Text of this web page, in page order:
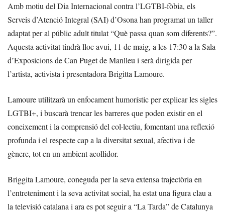
Amb motiu del Dia Internacional contra l’LGTBI-fòbia, els
Serveis d’Atenció Integral (SAI) d’Osona han programat un taller
adaptat per al públic adult titulat “Què passa quan som diferents?”.
Aquesta activitat tindrà lloc avui, 11 de maig, a les 17:30 a la Sala
d’Exposicions de Can Puget de Manlleu i serà dirigida per
l’artista, activista i presentadora Brigitta Lamoure.
Lamoure utilitzarà un enfocament humorístic per explicar les sigles
LGTBI+, i buscarà trencar les barreres que poden existir en el
coneixement i la comprensió del col·lectiu, fomentant una reflexió
profunda i el respecte cap a la diversitat sexual, afectiva i de
gènere, tot en un ambient acollidor.
Briggita Lamoure, coneguda per la seva extensa trajectòria en
l’entreteniment i la seva activitat social, ha estat una figura clau a
la televisió catalana i ara es pot seguir a “La Tarda” de Catalunya